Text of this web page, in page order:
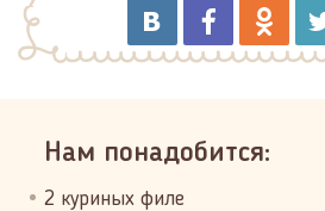
Нам понадобится:
2 куриных филе